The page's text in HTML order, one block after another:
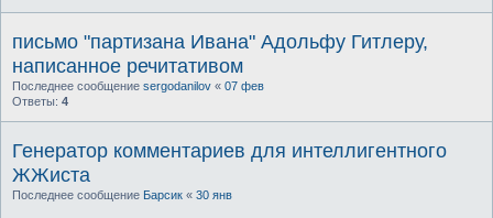
письмо "партизана Ивана" Адольфу Гитлеру,
написанное речитативом
Последнее сообщение sergodanilov « 07 фев
Ответы: 4
Генератор комментариев для интеллигентного
ЖЖиста
Последнее сообщение Барсик « 30 янв